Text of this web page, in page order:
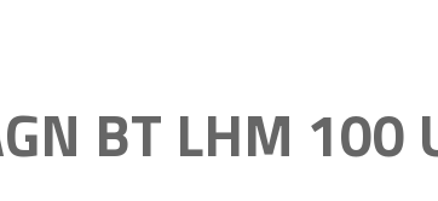
BT LHM 100